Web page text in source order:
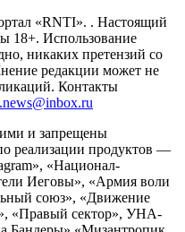
«RNTI». . Настоящий
18+. Использование
никаких претензий со
редакции может не
Контакты
и запрещены
реализации продуктов —
«Национал-
Иеговы», «Армия воли
союз», «Движение
«Правый сектор», УНА-